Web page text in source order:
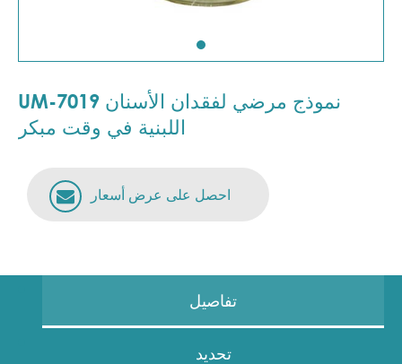
UM-7019 نموذج مرضي لفقدان الأسنان
اللبنية في وقت مبكر
احصل على عرض أسعار
تفاصيل
تحديد